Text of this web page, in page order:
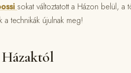
sokat változtatott a Házon belül, a
technikák újulnak meg!